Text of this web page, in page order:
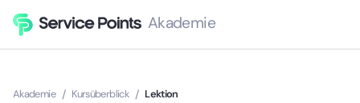
Akademie
Akademie / Kursüberblick / Lektion